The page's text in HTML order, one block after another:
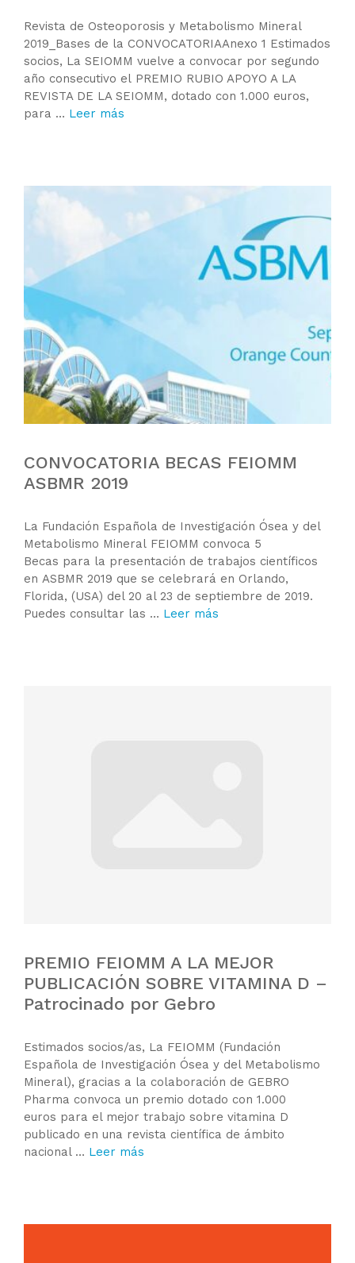
Revista de Osteoporosis y Metabolismo Mineral
2019_Bases de la CONVOCATORIAAnexo 1 Estimados
socios, La SEIOMM vuelve a convocar por segundo
año consecutivo el PREMIO RUBIO APOYO A LA
REVISTA DE LA SEIOMM, dotado con 1.000 euros,
para … Leer más
CONVOCATORIA BECAS FEIOMM
ASBMR 2019
La Fundación Española de Investigación Ósea y del
Metabolismo Mineral FEIOMM convoca 5
Becas para la presentación de trabajos científicos
en ASBMR 2019 que se celebrará en Orlando,
Florida, (USA) del 20 al 23 de septiembre de 2019.
Puedes consultar las … Leer más
PREMIO FEIOMM A LA MEJOR
PUBLICACIÓN SOBRE VITAMINA D –
Patrocinado por Gebro
Estimados socios/as, La FEIOMM (Fundación
Española de Investigación Ósea y del Metabolismo
Mineral), gracias a la colaboración de GEBRO
Pharma convoca un premio dotado con 1.000
euros para el mejor trabajo sobre vitamina D
publicado en una revista científica de ámbito
nacional … Leer más